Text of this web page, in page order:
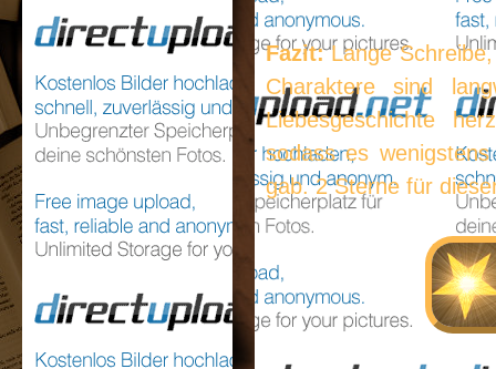
Fazit:Lange
Charaktere sind
Liebesgeschichte
sodass es
gab. 2 Sterne für